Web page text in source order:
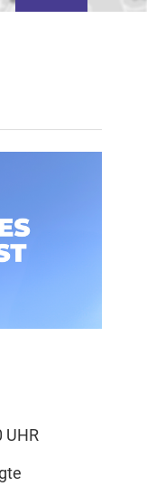
dass die
von
z.B. zwecks
Werbung.
UHR